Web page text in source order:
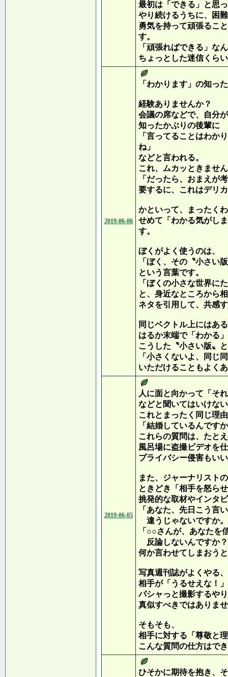
最初は「できる」と思
やり続けるうちに、困
勇気を持って頑張るこ
す。
「頑張ればできる」な
ちょっとした迷信くら
2019-06-06
「わかります」の知っ
経験ありませんか？
会議の席などで、自分
知ったかぶりの後輩に
「言ってることはわか
ね」
などと言われる。
これ、ムカッときませ
「だったら、おまえが
要するに、これはデリ
かといって、まったく
せめて「わかる気がし
す。
ぼくがよく使うのは、
「ぼく、その〝小さい
という言葉です。
「ぼくの小さな世界に
と、身近なところから
ネタを引用して、共感
同じベクトル上にはあ
はるか末端で「わかる
こうした〝小さい版〟
「小さくないよ、同じ
いただけることもよく
2019-06-05
人に面と向かって「そ
などと聞いてはいけな
これとまったく同じ理
「結婚しているんです
これらの質問は、たと
風呂場に盗撮ビデオを
プライバシー侵害もい
また、ジャーナリスト
ときどき「相手を怒ら
挑発的な取材やインタ
「あなた、先日こう言
違うじゃないですか
「○○さんが、あなたを
反論しないんですか
何か言わせてしまおう
写真週刊誌がよくやる
相手が「うるせえな！
パシャっと撮影するや
真似すべきではありま
そもそも、
相手に対する「尊敬と
こんな質問の仕方はで
ひそかに期待を抱き、